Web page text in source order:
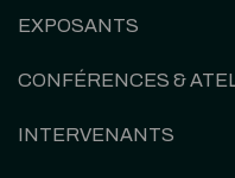
EXPOSANTS
CONFÉRENCES &
INTERVENANTS